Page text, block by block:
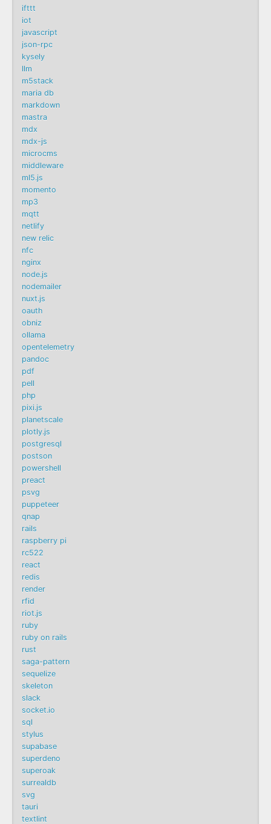
ifttt
iot
javascript
json-rpc
kysely
llm
m5stack
maria db
markdown
mastra
mdx
mdx-js
microcms
middleware
ml5.js
momento
mp3
mqtt
netlify
new relic
nfc
nginx
node.js
nodemailer
nuxt.js
oauth
obniz
ollama
opentelemetry
pandoc
pdf
pell
php
pixi.js
planetscale
plotly.js
postgresql
postson
powershell
preact
psvg
puppeteer
qnap
rails
raspberry pi
rc522
react
redis
render
rfid
riot.js
ruby
ruby on rails
rust
saga-pattern
sequelize
skeleton
slack
socket.io
sql
stylus
supabase
superdeno
superoak
surrealdb
svg
tauri
textlint